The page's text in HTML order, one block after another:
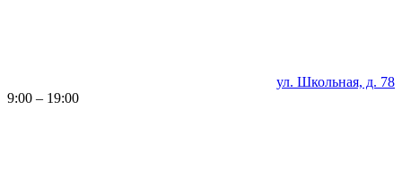
ул. Школьная, д. 78
9:00 – 19:00